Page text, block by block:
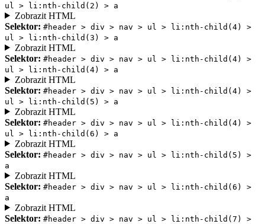
ul > li:nth-child(2) > a
Zobrazit HTML
Selektor: #header > div > nav > ul > li:nth-child(4) >
ul > li:nth-child(3) > a
Zobrazit HTML
Selektor: #header > div > nav > ul > li:nth-child(4) >
ul > li:nth-child(4) > a
Zobrazit HTML
Selektor: #header > div > nav > ul > li:nth-child(4) >
ul > li:nth-child(5) > a
Zobrazit HTML
Selektor: #header > div > nav > ul > li:nth-child(4) >
ul > li:nth-child(6) > a
Zobrazit HTML
Selektor: #header > div > nav > ul > li:nth-child(5) >
a
Zobrazit HTML
Selektor: #header > div > nav > ul > li:nth-child(6) >
a
Zobrazit HTML
Selektor: #header > div > nav > ul > li:nth-child(7) >